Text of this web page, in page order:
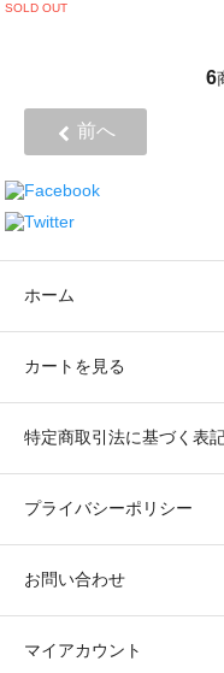
SOLD OUT
6
前へ
ホーム
カートを見る
特定商取引法に基づく表
プライバシーポリシー
お問い合わせ
マイアカウント